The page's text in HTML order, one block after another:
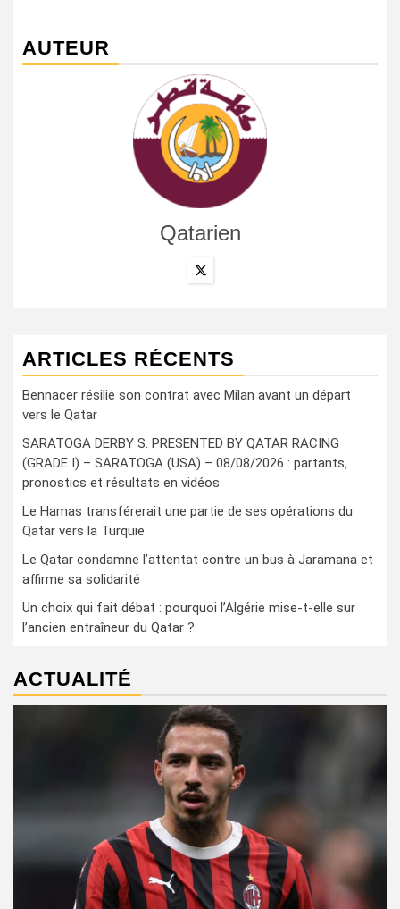
AUTEUR
Qatarien
ARTICLES RÉCENTS
Bennacer résilie son contrat avec Milan avant un départ
vers le Qatar
SARATOGA DERBY S. PRESENTED BY QATAR RACING
(GRADE I) – SARATOGA (USA) – 08/08/2026 : partants,
pronostics et résultats en vidéos
Le Hamas transférerait une partie de ses opérations du
Qatar vers la Turquie
Le Qatar condamne l’attentat contre un bus à Jaramana et
affirme sa solidarité
Un choix qui fait débat : pourquoi l’Algérie mise-t-elle sur
l’ancien entraîneur du Qatar ?
ACTUALITÉ